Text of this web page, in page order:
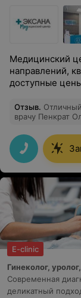
Медицинский
направлений,
доступные
Отзыв.
врачу Пенкрат
E-clinic
Гинеколог,
Современная
деликатный